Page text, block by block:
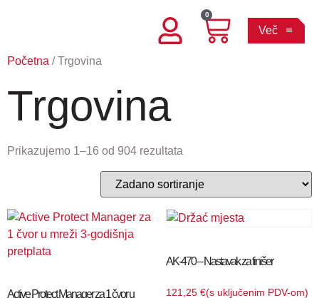
0
Več
Početna / Trgovina
Trgovina
Prikazujemo 1–16 od 904 rezultata
Active Protect Manager za 1 čvor u
AK-470 – Nastavak za finišer
121,25 €(s uključenim PDV-om)